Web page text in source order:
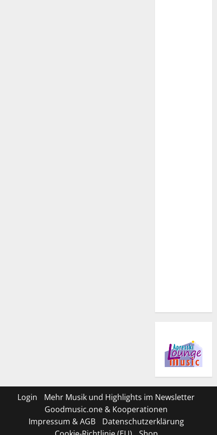
Login
Mehr Musik und Highlights im Newsletter
Goodmusic.one & Kooperationen
Impressum & AGB
Datenschutzerklärung